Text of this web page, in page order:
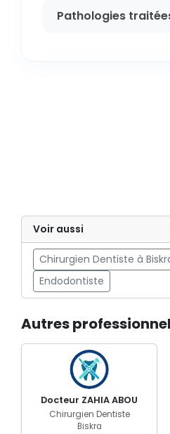
Pathologies
Voir aussi
Chirurgien Dentiste à
Endodontiste
Autres
Docteur ZAHIA ABOU
Chirurgien Dentiste
Biskra